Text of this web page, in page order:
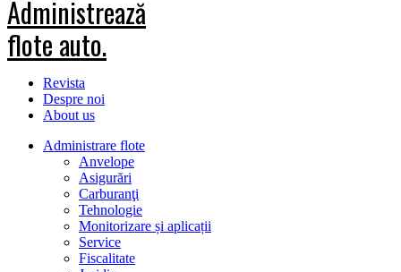
Revista
Despre noi
About us
Administrare flote
Anvelope
Asigurări
Carburanţi
Tehnologie
Monitorizare și aplicații
Service
Fiscalitate